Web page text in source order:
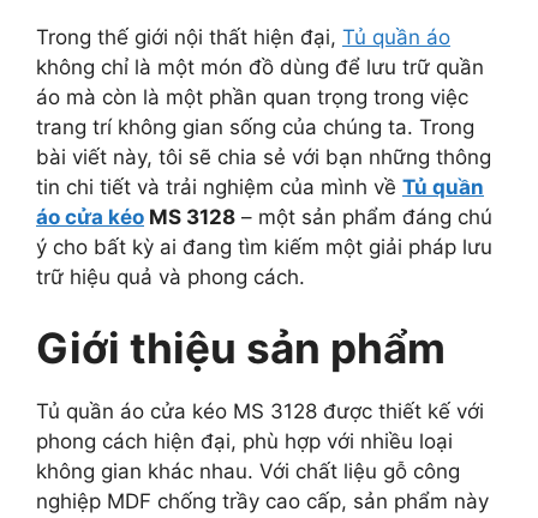
Trong thế giới nội thất hiện đại, Tủ quần áo
không chỉ là một món đồ dùng để lưu trữ quần
áo mà còn là một phần quan trọng trong việc
trang trí không gian sống của chúng ta. Trong
bài viết này, tôi sẽ chia sẻ với bạn những thông
tin chi tiết và trải nghiệm của mình về Tủ quần
áo cửa kéo MS 3128 – một sản phẩm đáng chú
ý cho bất kỳ ai đang tìm kiếm một giải pháp lưu
trữ hiệu quả và phong cách.
Giới thiệu sản phẩm
Tủ quần áo cửa kéo MS 3128 được thiết kế với
phong cách hiện đại, phù hợp với nhiều loại
không gian khác nhau. Với chất liệu gỗ công
nghiệp MDF chống trầy cao cấp, sản phẩm này